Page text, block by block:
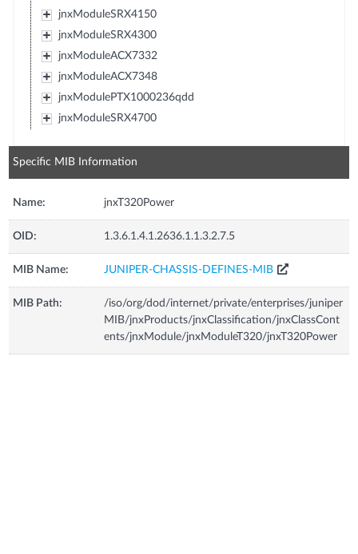
jnxModuleSRX4150
jnxModuleSRX4300
jnxModuleACX7332
jnxModuleACX7348
jnxModulePTX1000236qdd
jnxModuleSRX4700
Specific MIB Information
Name: jnxT320Power
OID: 1.3.6.1.4.1.2636.1.1.3.2.7.5
MIB Name: JUNIPER-CHASSIS-DEFINES-MIB
MIB Path:
/iso/org/dod/internet/private/enterprises/juniper
MIB/jnxProducts/jnxClassification/jnxClassCont
ents/jnxModule/jnxModuleT320/jnxT320Power